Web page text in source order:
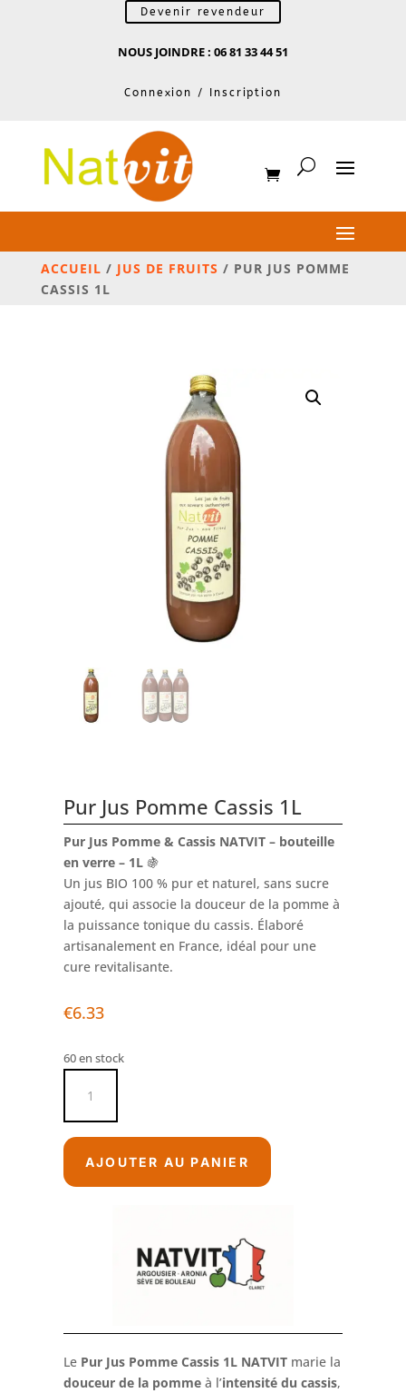
Devenir revendeur
NOUS JOINDRE : 06 81 33 44 51
Connexion / Inscription
ACCUEIL / JUS DE FRUITS / PUR JUS POMME
CASSIS 1L
Pur Jus Pomme Cassis 1L
Pur Jus Pomme & Cassis NATVIT – bouteille
en verre – 1L🍇
Un jus BIO 100 % pur et naturel, sans sucre
ajouté, qui associe la douceur de la pomme à
la puissance tonique du cassis. Élaboré
artisanalement en France, idéal pour une
cure revitalisante.
€6.33
60 en stock
Pur
Jus
Pomme
Cassis
AJOUTER AU PANIER
Le Pur Jus Pomme Cassis 1L NATVITmarie la
douceur de la pommeà l’intensité du cassis,